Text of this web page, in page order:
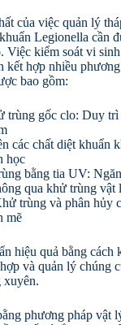
của việc quản lý
Legionella cần
Việc kiểm soát vi
kết hợp nhiều
bao gồm:
trùng gốc clo: Duy
các chất diệt khuẩn
học
bằng tia UV:
qua khử trùng vật
trùng và phân hủy
mẽ
hiệu quả bằng cách
và quản lý chúng
xuyên.
phương pháp vật